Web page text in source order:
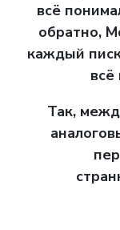
всё
обратно,
каждый
Так,